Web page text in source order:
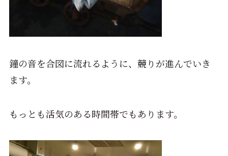
鐘の音を合図に流れるように、競りが進んでいき
ます。
もっとも活気のある時間帯でもあります。